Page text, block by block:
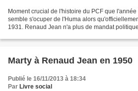
Moment crucial de l'histoire du PCF que
semble s'ocuper de l'Huma alors
1931. Renaud Jean n'a plus de mandat
Marty à Renaud Jean en 1950
Publié le 16/11/2013 à 18:34
Par Livre social